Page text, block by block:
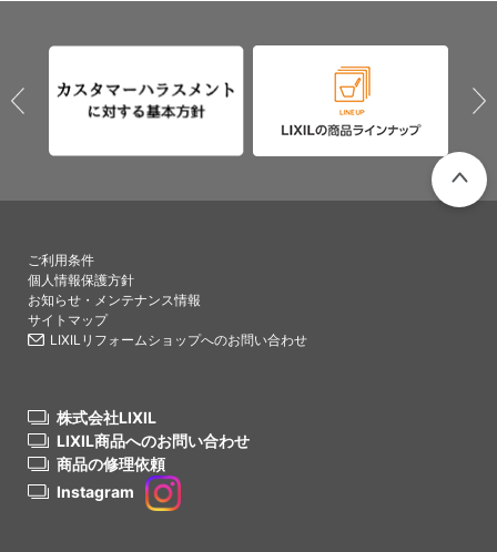
ご利用条件
個人情報保護方針
お知らせ・メンテナンス情報
サイトマップ
LIXILリフォームショップへのお問い合わせ
株式会社LIXIL
LIXIL商品へのお問い合わせ
商品の修理依頼
Instagram